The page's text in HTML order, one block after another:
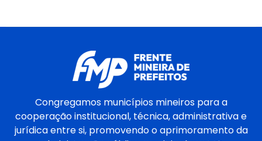
Congregamos municípios mineiros para a
cooperação institucional, técnica, administrativa e
jurídica entre si, promovendo o aprimoramento da